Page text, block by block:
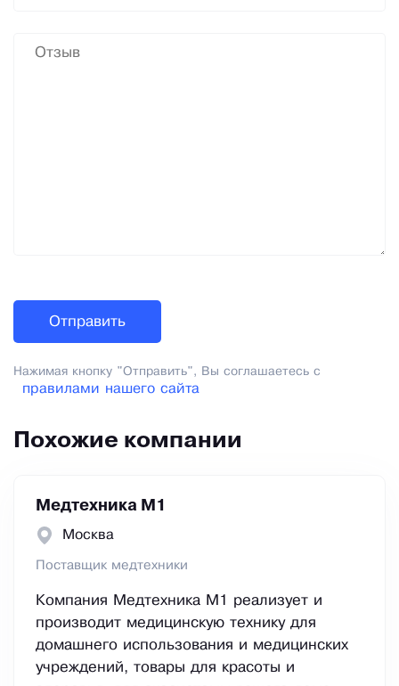
Нажимая кнопку "Отправить", Вы соглашаетесь с
правилами нашего сайта
Похожие компании
Медтехника М1
Москва
Поставщик медтехники
Компания Медтехника М1 реализует и
производит медицинскую технику для
домашнего использования и медицинских
учреждений, товары для красоты и